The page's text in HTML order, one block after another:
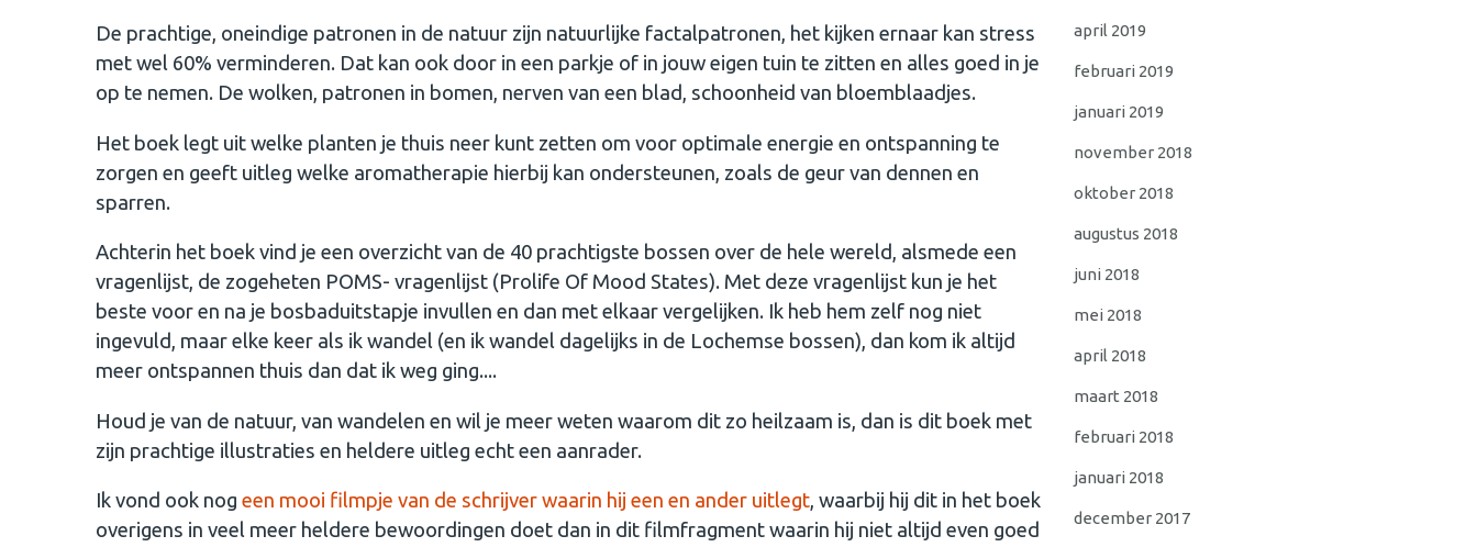
De prachtige, oneindige patronen in de natuur zijn natuurlijke factalpatronen, het kijken ernaar kan stress
met wel 60% verminderen. Dat kan ook door in een parkje of in jouw eigen tuin te zitten en alles goed in je
op te nemen. De wolken, patronen in bomen, nerven van een blad, schoonheid van bloemblaadjes.
Het boek legt uit welke planten je thuis neer kunt zetten om voor optimale energie en ontspanning te
zorgen en geeft uitleg welke aromatherapie hierbij kan ondersteunen, zoals de geur van dennen en
sparren.
Achterin het boek vind je een overzicht van de 40 prachtigste bossen over de hele wereld, alsmede een
vragenlijst, de zogeheten POMS- vragenlijst (Prolife Of Mood States). Met deze vragenlijst kun je het
beste voor en na je bosbaduitstapje invullen en dan met elkaar vergelijken. Ik heb hem zelf nog niet
ingevuld, maar elke keer als ik wandel (en ik wandel dagelijks in de Lochemse bossen), dan kom ik altijd
meer ontspannen thuis dan dat ik weg ging....
Houd je van de natuur, van wandelen en wil je meer weten waarom dit zo heilzaam is, dan is dit boek met
zijn prachtige illustraties en heldere uitleg echt een aanrader.
Ik vond ook nog een mooi filmpje van de schrijver waarin hij een en ander uitlegt, waarbij hij dit in het boek
overigens in veel meer heldere bewoordingen doet dan in dit filmfragment waarin hij niet altijd even goed
april 2019
februari 2019
januari 2019
november 2018
oktober 2018
augustus 2018
juni 2018
mei 2018
april 2018
maart 2018
februari 2018
januari 2018
december 2017